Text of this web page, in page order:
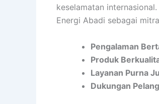
keselamatan
Energi Abadi sebagai
Pengalaman
Produk
Layanan Purna
Dukungan